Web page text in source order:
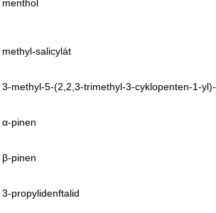
menthol
methyl-salicylát
3-methyl-5-(2,2,3-trimethyl-3-cyklopenten-1-
α-pinen
β-pinen
3-propylidenftalid